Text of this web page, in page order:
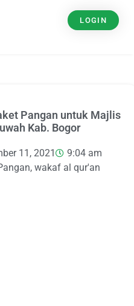
LOGIN
Pangan untuk Majlis
Kab. Bogor
11, 2021
9:04 am
, wakaf al qur'an